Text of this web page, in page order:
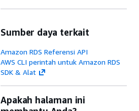
Sumber daya terkait
Amazon RDS Referensi API
AWS CLI perintah untuk Amazon RDS
SDK & Alat
Apakah halaman ini